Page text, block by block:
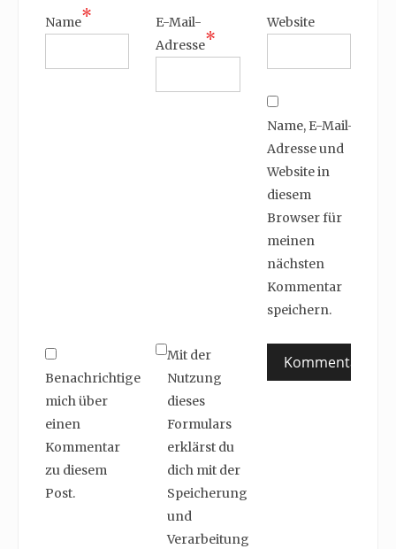
Name*
E-Mail-
Adresse*
Website
Name, E-Mail-
Adresse und
Website in
diesem
Browser für
meinen
nächsten
Kommentar
speichern.
Benachrichtige
mich über
einen
Kommentar
zu diesem
Post.
Mit der
Nutzung
dieses
Formulars
erklärst du
dich mit der
Speicherung
und
Verarbeitung